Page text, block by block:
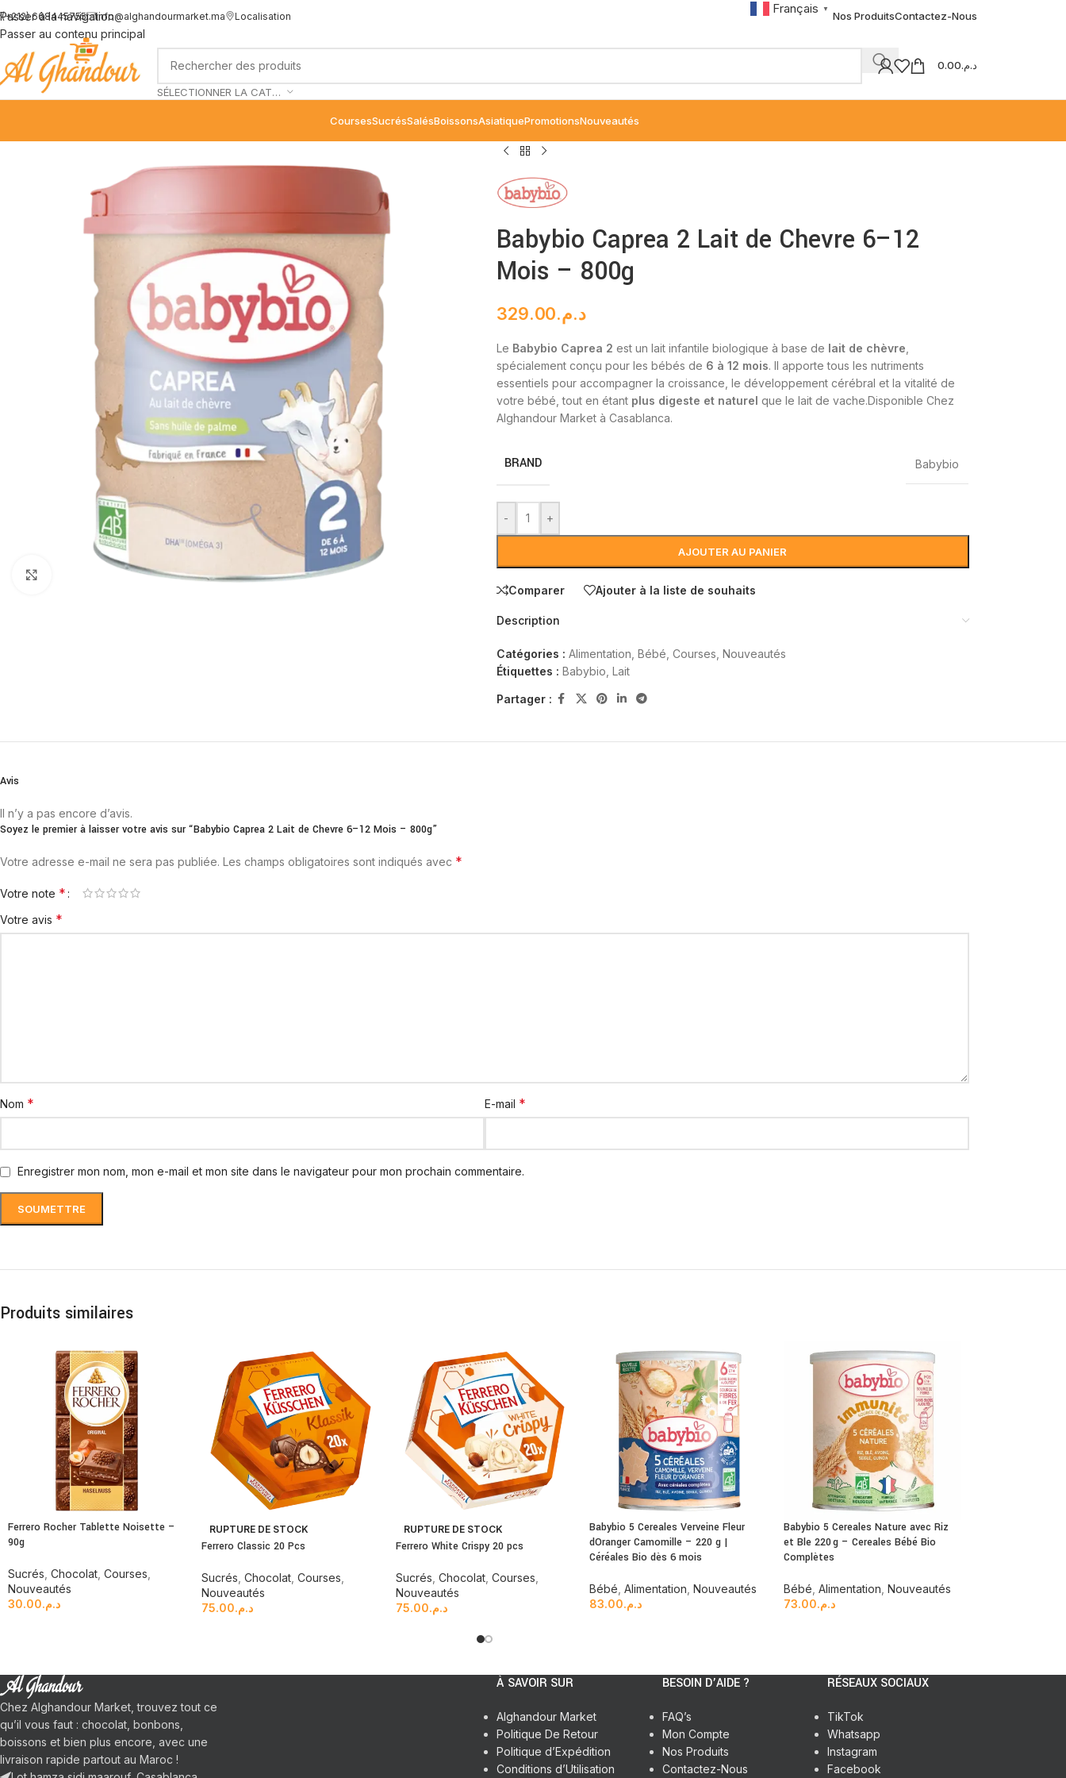
Passer à la navigation
Passer au contenu principal
(+212) 668445755 info@alghandourmarket.ma Localisation Français ▼
Nos ProduitsContactez-Nous
SÉLECTIONNER LA CATÉGORIE
د.م.0.00
CoursesSucrésSalésBoissonsAsiatiquePromotionsNouveautés
Cliquez pour agrandir
Babybio Caprea 2 Lait de Chevre 6–12
Mois – 800g
د.م.329.00
Le Babybio Caprea 2 est un lait infantile biologique à base de lait de chèvre
spécialement conçu pour les bébés de 6 à 12 mois. Il apporte tous les nutriments
essentiels pour accompagner la croissance, le développement cérébral et la vitalité de
votre bébé, tout en étant plus digeste et naturel que le lait de vache.Disponible Chez
Alghandour Market à Casablanca.
BRAND Babybio
- +
AJOUTER AU PANIER
Comparer Ajouter à la liste de souhaits
Description
Catégories : Alimentation Bébé Courses Nouveautés
Étiquettes : Babybio Lait
Partager :
Avis
Il n’y a pas encore d’avis.
Soyez le premier à laisser votre avis sur “Babybio Caprea 2 Lait de Chevre 6–12 Mois – 800g”
Votre adresse e-mail ne sera pas publiée. Les champs obligatoires sont indiqués avec *
Votre note *
Votre avis *
Nom * E-mail *
Enregistrer mon nom, mon e-mail et mon site dans le navigateur pour mon prochain commentaire.
Produits similaires
Ferrero Rocher Tablette Noisette –
90g
Sucrés Chocolat Courses
Nouveautés
د.م.30.00
RUPTURE DE STOCK
Ferrero Classic 20 Pcs
Sucrés Chocolat Courses
Nouveautés
د.م.75.00
RUPTURE DE STOCK
Ferrero White Crispy 20 pcs
Sucrés Chocolat, Courses
Nouveautés
د.م.75.00
Babybio 5 Cereales Verveine Fleur
dOranger Camomille – 220 g |
Céréales Bio dès 6 mois
Bébé Alimentation Nouveautés
د.م.83.00
Babybio 5 Cereales Nature avec Riz
et Ble 220 g – Cereales Bébé Bio
Complètes
Bébé Alimentation Nouveautés
د.م.73.00
Chez Alghandour Market, trouvez tout ce
qu’il vous faut : chocolat, bonbons,
boissons et bien plus encore, avec une
livraison rapide partout au Maroc !
À SAVOIR SUR
Alghandour Market
Politique De Retour
Politique d’Expédition
Conditions d’Utilisation
BESOIN D’AIDE ?
FAQ’s
Mon Compte
Nos Produits
Contactez-Nous
RÉSEAUX SOCIAUX
TikTok
Whatsapp
Instagram
Facebook